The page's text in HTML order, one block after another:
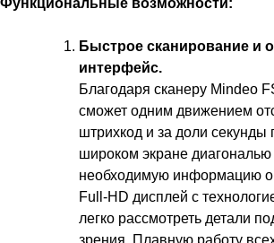
Быстрое сканирование и
интерфейс.
Благодаря сканеру Mindeo
сможет одним движением
штрихкод и за доли секунды
широком экране
необходимую информацию о
Full-HD дисплей с
легко рассмотреть детали
зрения. Плавную работу